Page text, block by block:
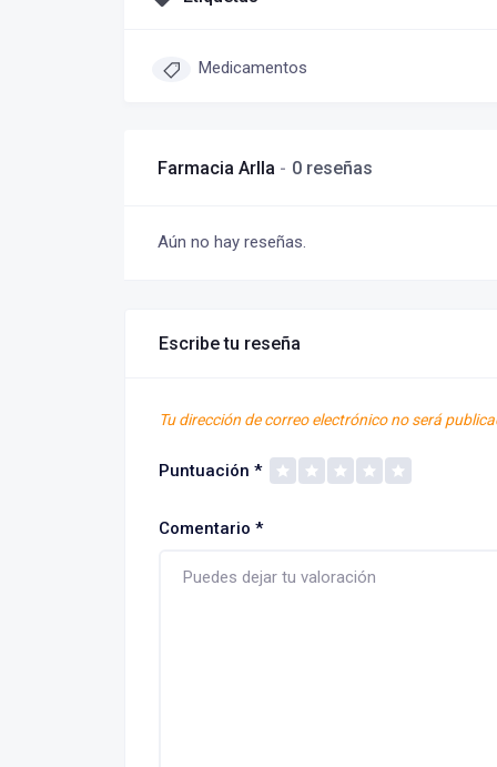
Medicamentos
Farmacia Arlla 0 reseñas
Aún no hay reseñas.
Escribe tu reseña
Tu dirección de correo electrónico no será
Puntuación *
Comentario *